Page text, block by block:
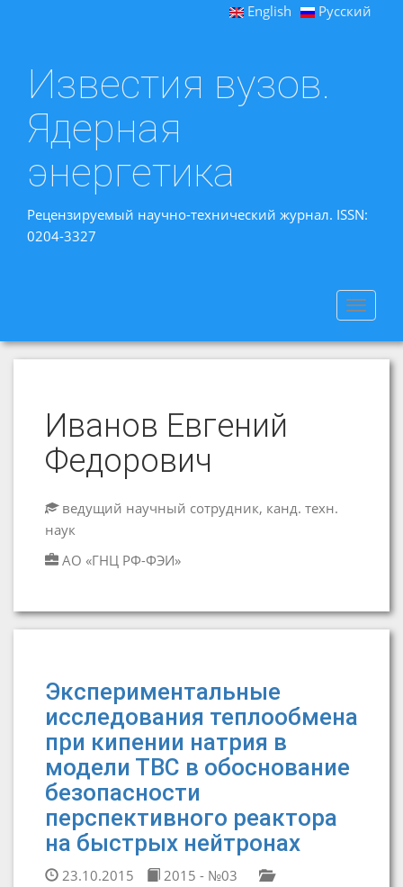
English Русский
Известия вузов.
Ядерная
энергетика
Рецензируемый научно-технический журнал. ISSN:
0204-3327
Toggle
Иванов Евгений
Федорович
ведущий научный сотрудник, канд. техн.
наук
АО «ГНЦ РФ-ФЭИ»
Экспериментальные
исследования теплообмена
при кипении натрия в
модели ТВС в обоснование
безопасности
перспективного реактора
на быстрых нейтронах
23.10.2015
2015 - №03